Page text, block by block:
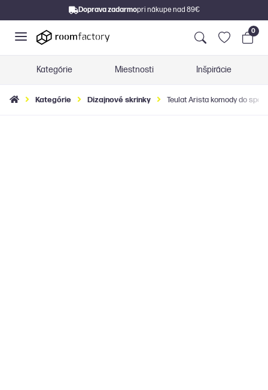
Doprava zadarmopri nákupe nad 89€
0
Kategórie Miestnosti Inšpirácie
Kategórie Dizajnové skrinky Teulat Arista komody do